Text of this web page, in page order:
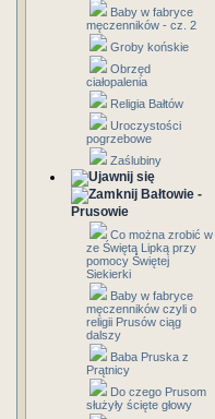
Baby w fabryce
męczenników - cz. 2
Groby końskie
Obrzęd
ciałopalenia
Religia Bałtów
Uroczystości
pogrzebowe
Zaślubiny
Bałtowie -
Prusowie
Co można zrobić w
ze Świętą Lipką przy
pomocy Świętej
Siekierki
Baby w fabryce
męczenników czyli o
religii Prusów ciąg
dalszy
Baba Pruska z
Prątnicy
Do czego Prusom
służyły ścięte głowy